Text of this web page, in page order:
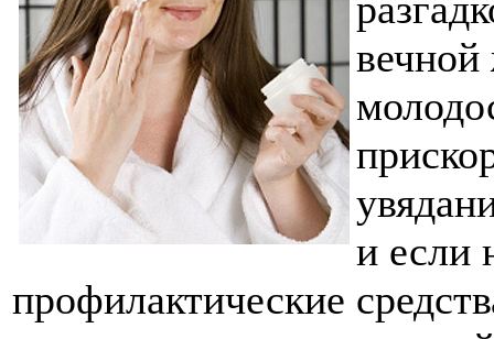
вечной
и если
профилактические